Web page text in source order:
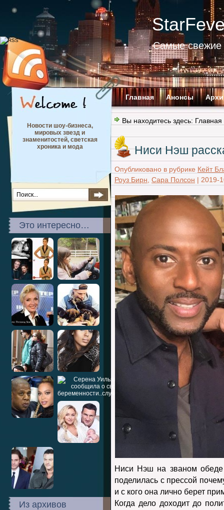
Самые свежие
Главная Анонсы
Новости шоу-бизнеса,
мировых звезд и
знаменитостей, светская
хроника и мода
Это интересно…
Из архивов
Вы находитесь здесь: Главная
Ниси Нэш
Опубликовано в рубрике Кейт
Роуз Бирн Сара Полсон | 2019-
Ниси Нэш на званом
поделилась с прессой
и с кого она лично берет
Когда дело доходит до